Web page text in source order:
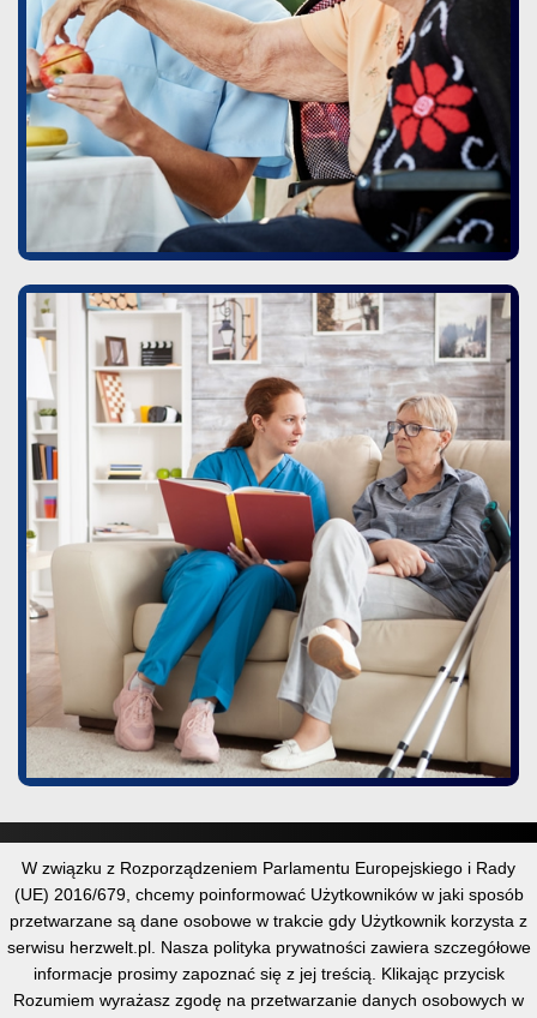
Kontakt
Mapa Strony
Wyszukaj
W związku z Rozporządzeniem Parlamentu Europejskiego i Rady
(UE) 2016/679, chcemy poinformować Użytkowników w jaki sposób
przetwarzane są dane osobowe w trakcie gdy Użytkownik korzysta z
serwisu herzwelt.pl. Nasza polityka prywatności zawiera szczegółowe
informacje prosimy zapoznać się z jej treścią. Klikając przycisk
Rozumiem wyrażasz zgodę na przetwarzanie danych osobowych w